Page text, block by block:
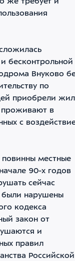
же требует и
бесконтрольной
Внуково
по
приобрели
проживают в
с
местные
90-х годов
сейчас
были нарушены
кодекса
закон от
и
правил
Российской